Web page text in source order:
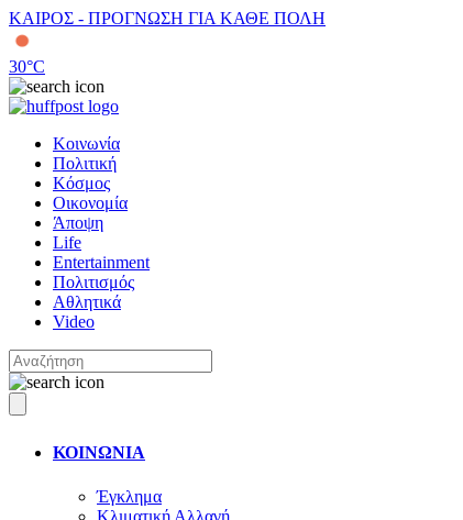
ΚΑΙΡΟΣ - ΠΡΟΓΝΩΣΗ ΓΙΑ ΚΑΘΕ ΠΟΛΗ
30°C
Κοινωνία
Πολιτική
Κόσμος
Οικονομία
Άποψη
Life
Entertainment
Πολιτισμός
Αθλητικά
Video
ΚΟΙΝΩΝΙΑ
Έγκλημα
Κλιματική Αλλαγή